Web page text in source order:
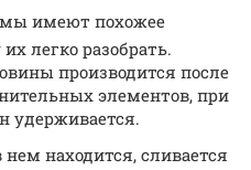
имеют похожее
легко разобрать.
производится после
элементов, при
удерживается.
нем находится, сливается